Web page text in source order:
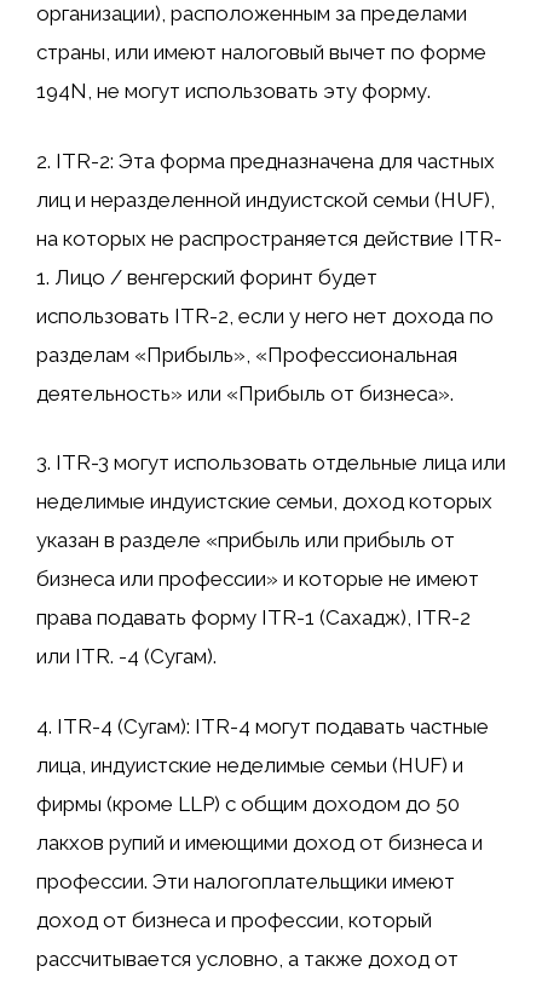
организации), расположенным за пределами
страны, или имеют налоговый вычет по форме
194N, не могут использовать эту форму.
2. ITR-2: Эта форма предназначена для частных
лиц и неразделенной индуистской семьи (HUF),
на которых не распространяется действие ITR-
1. Лицо / венгерский форинт будет
использовать ITR-2, если у него нет дохода по
разделам «Прибыль», «Профессиональная
деятельность» или «Прибыль от бизнеса».
3. ITR-3 могут использовать отдельные лица или
неделимые индуистские семьи, доход которых
указан в разделе «прибыль или прибыль от
бизнеса или профессии» и которые не имеют
права подавать форму ITR-1 (Сахадж), ITR-2
или ITR. -4 (Сугам).
4. ITR-4 (Сугам): ITR-4 могут подавать частные
лица, индуистские неделимые семьи (HUF) и
фирмы (кроме LLP) с общим доходом до 50
лакхов рупий и имеющими доход от бизнеса и
профессии. Эти налогоплательщики имеют
доход от бизнеса и профессии, который
рассчитывается условно, а также доход от